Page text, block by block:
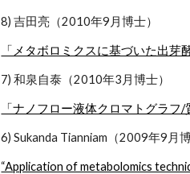
8) 吉田亮（2010年9月博士）
「メタボロミクスに基づいた出
7) 和泉自泰（2010年3月博士）
「ナノフロー液体クロマトグラ
6) Sukanda Tianniam（2009年9月
“Application of metabolomics